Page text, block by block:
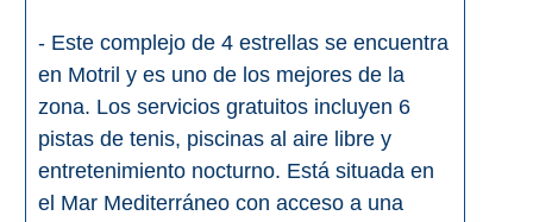
- Este complejo de 4 estrellas se encuentra
en Motril y es uno de los mejores de la
zona. Los servicios gratuitos incluyen 6
pistas de tenis, piscinas al aire libre y
entretenimiento nocturno. Está situada en
el Mar Mediterráneo con acceso a una